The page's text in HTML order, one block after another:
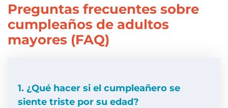
Preguntas frecuentes sobre
cumpleaños de adultos
mayores (FAQ)
1. ¿Qué hacer si el cumpleañero se
siente triste por su edad?